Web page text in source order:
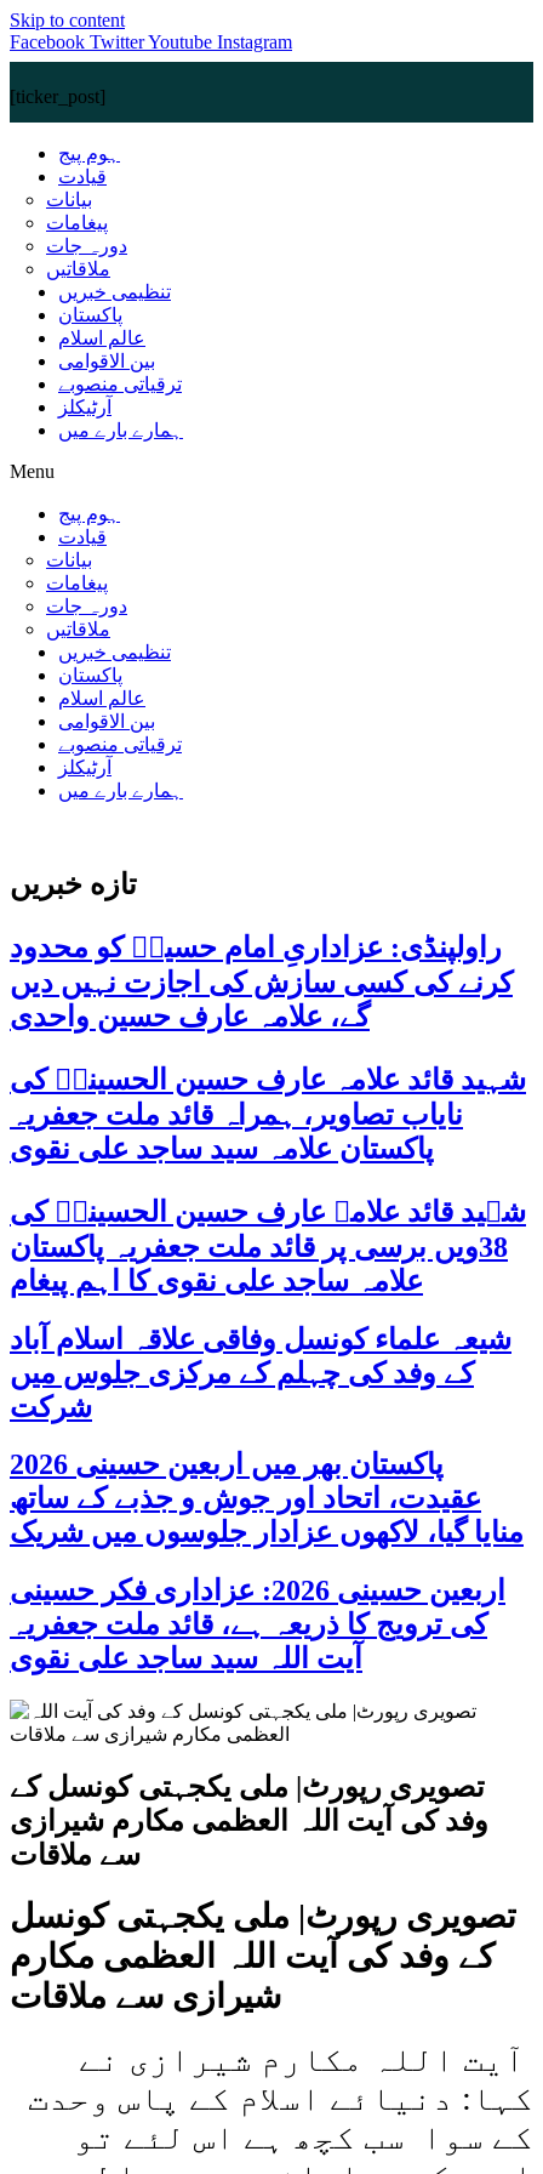
Skip to content
Facebook TwitterYoutube Instagram
[ticker_post]
ہوم پیج
قیادت
بیانات
پیغامات
دورہ جات
ملاقاتیں
تنظیمی خبریں
پاکستان
عالم اسلام
بین الاقوامی
ترقیاتی منصوبے
آرٹیکلز
ہمارے بارے میں
Menu
ہوم پیج
قیادت
بیانات
پیغامات
دورہ جات
ملاقاتیں
تنظیمی خبریں
پاکستان
عالم اسلام
بین الاقوامی
ترقیاتی منصوبے
آرٹیکلز
ہمارے بارے میں
تازه خبریں
راولپنڈی: عزاداریِ امام حسینؑ کو محدود
کرنے کی کسی سازش کی اجازت نہیں دیں
گے، علامہ عارف حسین واحدی
شہید قائد علامہ عارف حسین الحسینیؒ کی
نایاب تصاویر، ہمراہ قائد ملت جعفریہ
پاکستان علامہ سید ساجد علی نقوی
شہید قائد علامہ عارف حسین الحسینیؒ کی
38ویں برسی پر قائد ملت جعفریہ پاکستان
علامہ ساجد علی نقوی کا اہم پیغام
شیعہ علماء کونسل وفاقی علاقہ اسلام آباد
کے وفد کی چہلم کے مرکزی جلوس میں
شرکت
پاکستان بھر میں اربعین حسینی 2026
عقیدت، اتحاد اور جوش و جذبے کے ساتھ
منایا گیا، لاکھوں عزادار جلوسوں میں شریک
اربعین حسینی 2026: عزاداری فکر حسینی
کی ترویج کا ذریعہ ہے، قائد ملت جعفریہ
آیت اللہ سید ساجد علی نقوی
تصویری رپورٹ| ملی یکجہتی کونسل کے
وفد کی آیت اللہ العظمی مکارم شیرازی
سے ملاقات
تصویری رپورٹ| ملی یکجہتی کونسل
کے وفد کی آیت اللہ العظمی مکارم
شیرازی سے ملاقات
آیت اللہ مکارم شیرازی نے
کہا: دنیائے اسلام کے پاس وحدت
کے سوا سب کچھ ہے اس لئے تو